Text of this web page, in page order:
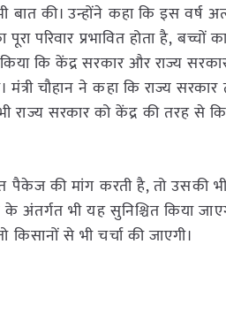
की। उन्होंने कहा कि इस वर्ष
प्रभावित होता है, बच्चों का
कि केंद्र सरकार और राज्य
चौहान ने कहा कि राज्य
सरकार को केंद्र की तरह से
की मांग करती है, तो उसकी
अंतर्गत भी यह सुनिश्चित किया
से भी चर्चा की जाएगी।